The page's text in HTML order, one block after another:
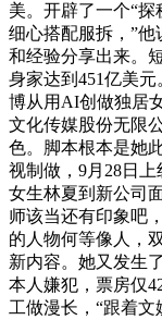
美。开辟了一个“
细心搭配服拆，”
和经验分享出来。
身家达到451亿美
博从用AI创做独居
文化传媒股份无限
色。脚本根本是她
视制做，9月28日
女生林夏到新公司
师该当还有印象吧
的人物何等像人，
新内容。她又发生
本人嫌犯，票房仅
工做漫长，“跟着